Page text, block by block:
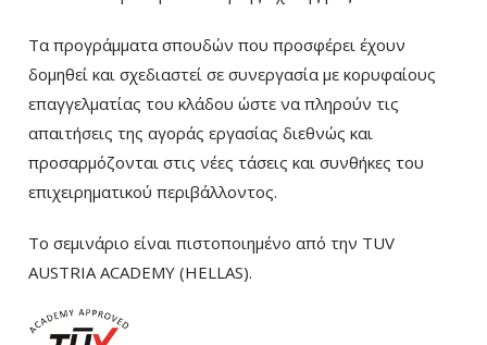
Τα προγράμματα σπουδών που προσφέρει έχουν
δομηθεί και σχεδιαστεί σε συνεργασία με κορυφαίους
επαγγελματίας του κλάδου ώστε να πληρούν τις
απαιτήσεις της αγοράς εργασίας διεθνώς και
προσαρμόζονται στις νέες τάσεις και συνθήκες του
επιχειρηματικού περιβάλλοντος.
Το σεμινάριο είναι πιστοποιημένο από την TUV
AUSTRIA ACADEMY (HELLAS).